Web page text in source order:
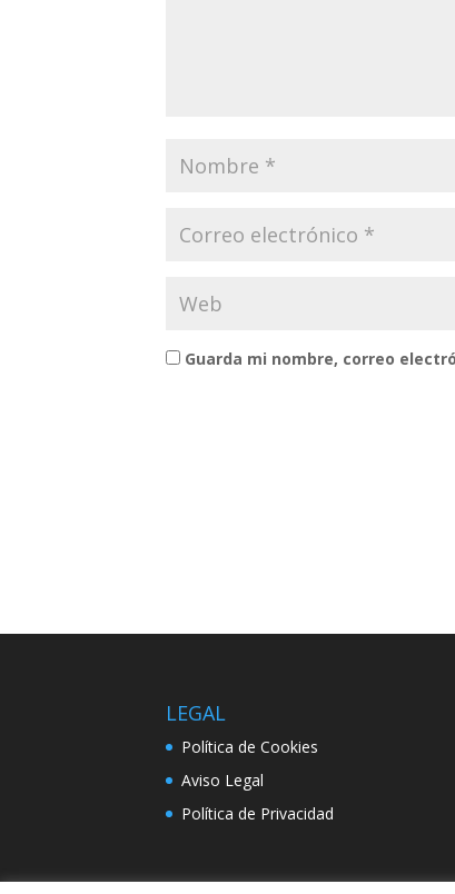
Guarda mi nombre, correo
LEGAL
Política de Cookies
Aviso Legal
Política de Privacidad